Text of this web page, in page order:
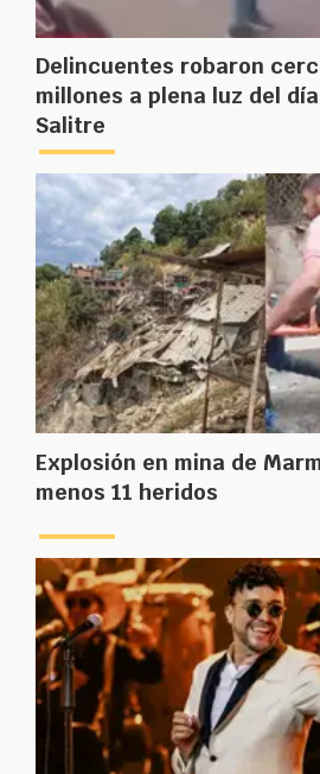
Delincuentes robaron
millones a plena luz del
Salitre
Explosión en mina de
menos 11 heridos